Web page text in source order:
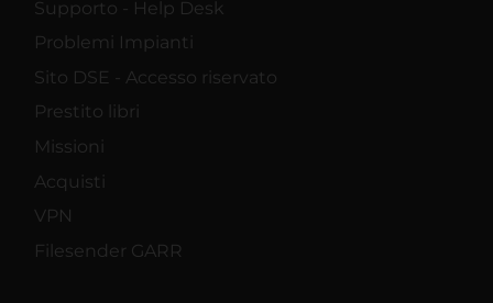
Supporto - Help Desk
Problemi Impianti
Sito DSE - Accesso riservato
Prestito libri
Missioni
Acquisti
VPN
Filesender GARR